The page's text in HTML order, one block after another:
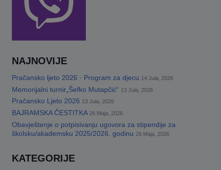
NAJNOVIJE
Pračansko ljeto 2026 · Program za djecu 14 Jula, 2026
Memorijalni turnir„Šefko Mutapčić“ 13 Jula, 2026
Pračansko Ljeto 2026 13 Jula, 2026
BAJRAMSKA ČESTITKA 26 Maja, 2026
Obavještenje o potpisivanju ugovora za stipendije za
školsku/akademsku 2025/2026. godinu 26 Maja, 2026
KATEGORIJE